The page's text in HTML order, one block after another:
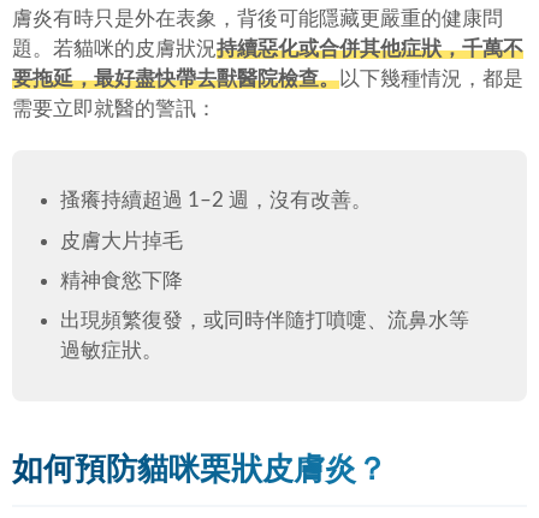
膚炎有時只是外在表象，背後可能隱藏更嚴重的健康問
題。若貓咪的皮膚狀況持續惡化或合併其他症狀，千萬不
要拖延，最好盡快帶去獸醫院檢查。以下幾種情況，都是
需要立即就醫的警訊：
搔癢持續超過 1–2 週，沒有改善。
皮膚大片掉毛
精神食慾下降
出現頻繁復發，或同時伴隨打噴嚏、流鼻水等
過敏症狀。
如何預防貓咪栗狀皮膚炎？